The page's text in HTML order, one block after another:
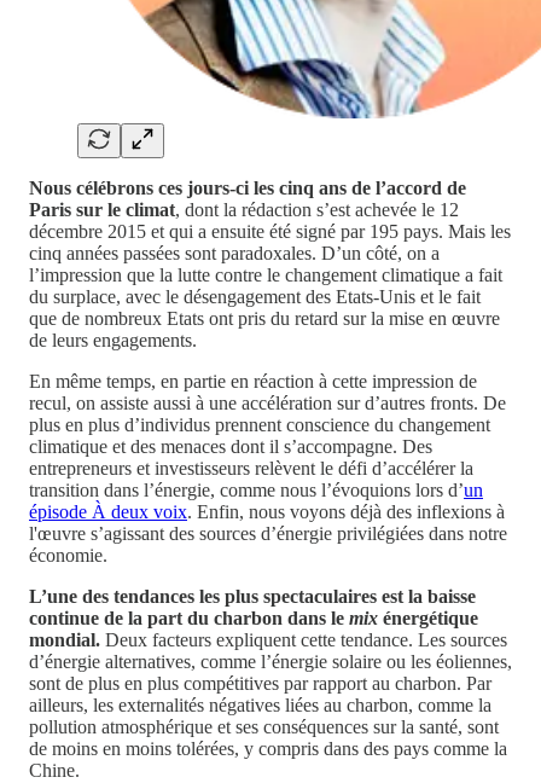
Nous célébrons ces jours-ci les cinq ans de l’accord de
Paris sur le climat, dont la rédaction s’est achevée le 12
décembre 2015 et qui a ensuite été signé par 195 pays. Mais les
cinq années passées sont paradoxales. D’un côté, on a
l’impression que la lutte contre le changement climatique a fait
du surplace, avec le désengagement des Etats-Unis et le fait
que de nombreux Etats ont pris du retard sur la mise en œuvre
de leurs engagements.
En même temps, en partie en réaction à cette impression de
recul, on assiste aussi à une accélération sur d’autres fronts. De
plus en plus d’individus prennent conscience du changement
climatique et des menaces dont il s’accompagne. Des
entrepreneurs et investisseurs relèvent le défi d’accélérer la
transition dans l’énergie, comme nous l’évoquions lors d’un
épisode À deux voix. Enfin, nous voyons déjà des inflexions à
l'œuvre s’agissant des sources d’énergie privilégiées dans notre
économie.
L’une des tendances les plus spectaculaires est la baisse
continue de la part du charbon dans le mix énergétique
mondial. Deux facteurs expliquent cette tendance. Les sources
d’énergie alternatives, comme l’énergie solaire ou les éoliennes,
sont de plus en plus compétitives par rapport au charbon. Par
ailleurs, les externalités négatives liées au charbon, comme la
pollution atmosphérique et ses conséquences sur la santé, sont
de moins en moins tolérées, y compris dans des pays comme la
Chine.